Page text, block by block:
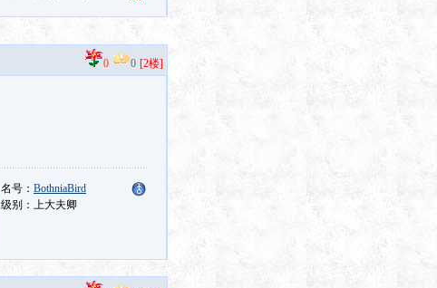
0 0 [2楼]
名号： BothniaBird
级别：上大夫卿